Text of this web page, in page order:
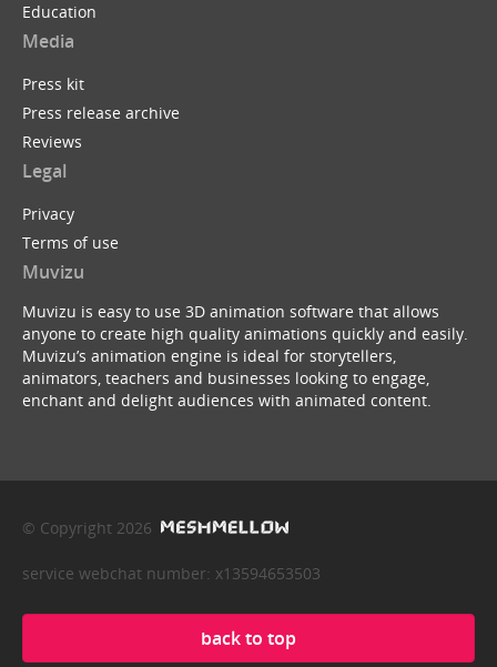
Education
Media
Press kit
Press release archive
Reviews
Legal
Privacy
Terms of use
Muvizu
Muvizu is easy to use 3D animation software that allows
anyone to create high quality animations quickly and easily.
Muvizu’s animation engine is ideal for storytellers,
animators, teachers and businesses looking to engage,
enchant and delight audiences with animated content.
© Copyright 2026
service webchat number: x13594653503
back to top